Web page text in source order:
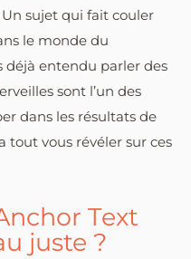
sujet qui fait couler
le monde du
déjà entendu parler des
sont l’un des
dans les résultats de
tout vous révéler sur ces
Text
juste ?